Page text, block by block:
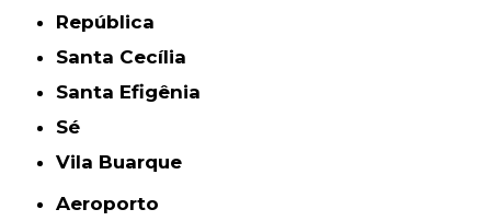
República
Santa Cecília
Santa Efigênia
Sé
Vila Buarque
Aeroporto